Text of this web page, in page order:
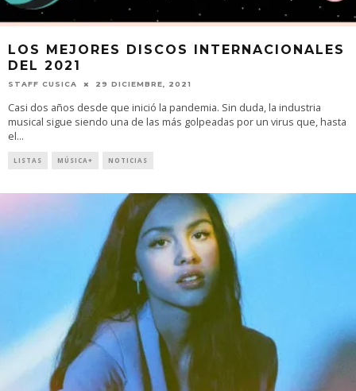
LOS MEJORES DISCOS INTERNACIONALES
DEL 2021
STAFF CUSICA 29 DICIEMBRE, 2021
Casi dos años desde que inició la pandemia. Sin duda, la industria
musical sigue siendo una de las más golpeadas por un virus que, hasta
el...
LISTAS MÚSICA+ NOTICIAS